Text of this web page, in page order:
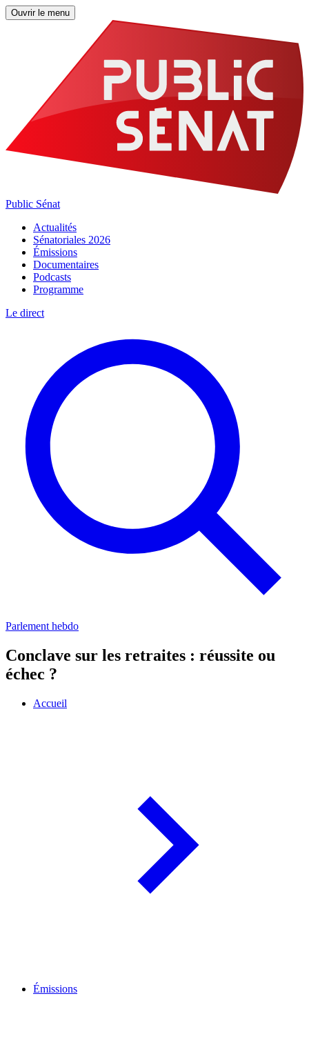
Ouvrir le menu
Public Sénat
Actualités
Sénatoriales 2026
Émissions
Documentaires
Podcasts
Programme
Le direct
Parlement hebdo
Conclave sur les retraites : réussite ou
échec ?
Accueil
Émissions